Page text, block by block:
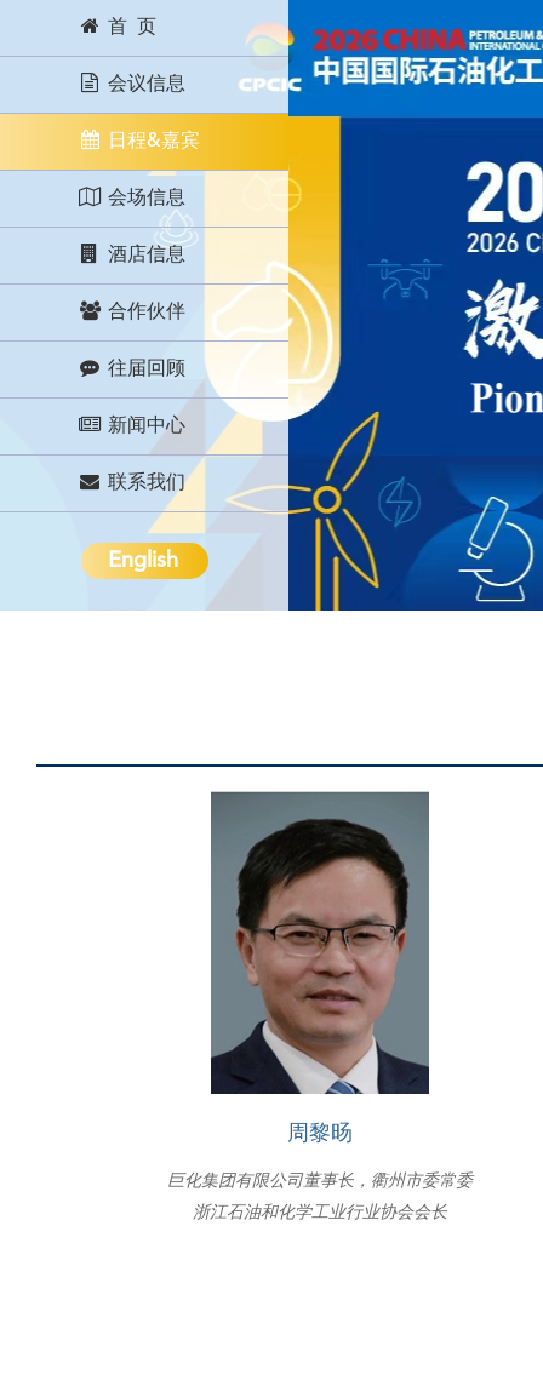
首 页
会议信息
日程&嘉宾
会场信息
酒店信息
合作伙伴
往届回顾
新闻中心
联系我们
English
周黎旸
巨化集团有限公司董事长，衢州市委常委
浙江石油和化学工业行业协会会长